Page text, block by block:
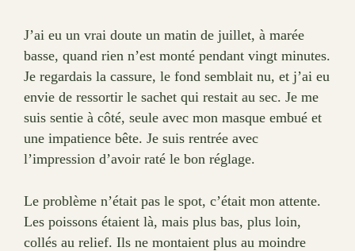
J’ai eu un vrai doute un matin de juillet, à marée
basse, quand rien n’est monté pendant vingt minutes.
Je regardais la cassure, le fond semblait nu, et j’ai eu
envie de ressortir le sachet qui restait au sec. Je me
suis sentie à côté, seule avec mon masque embué et
une impatience bête. Je suis rentrée avec
l’impression d’avoir raté le bon réglage.
Le problème n’était pas le spot, c’était mon attente.
Les poissons étaient là, mais plus bas, plus loin,
collés au relief. Ils ne montaient plus au moindre